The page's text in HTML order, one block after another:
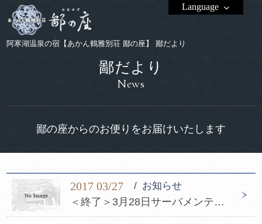
阿寒湖温泉の宿【あかん鶴雅別荘 鄙の座】 鄙だより
Language
鄙だより
News
鄙の座からのお便りをお届けいたします
2017 03/27 お知らせ
＜終了＞3月28日サーバメンテナンスのお知らせ